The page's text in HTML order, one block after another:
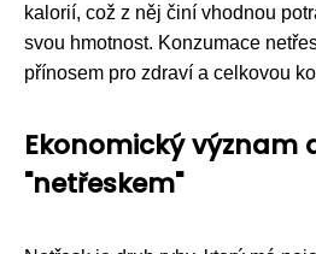
kalorií, což z něj činí vhodnou
svou hmotnost. Konzumace
přínosem pro zdraví a celkovou
Ekonomický význam
"netřeskem"